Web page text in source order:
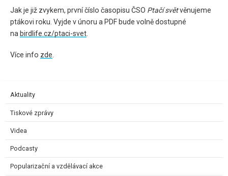
Jak je již zvykem, první číslo časopisu ČSO Ptačí světvěnujeme
ptákovi roku. Vyjde v únoru a PDF bude volně dostupné
na birdlife.cz/ptaci-svet.
Více info zde
Aktuality
Tiskové zprávy
Videa
Podcasty
Popularizační a vzdělávací akce